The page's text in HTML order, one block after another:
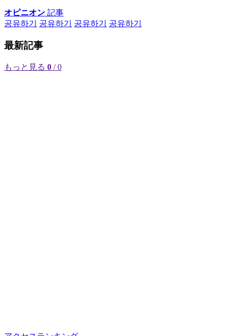
オピニオン 記事
공유하기
공유하기 공유하기 공유하기
最新記事
もっと見る 0 / 0